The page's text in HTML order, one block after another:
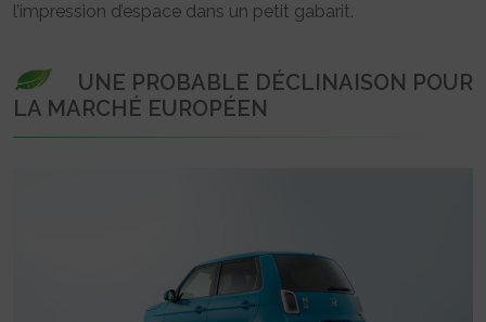
l’impression d’espace dans un petit gabarit.
UNE PROBABLE DÉCLINAISON POUR
LA MARCHÉ EUROPÉEN